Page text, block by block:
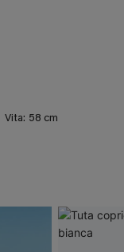
Vita: 58 cm